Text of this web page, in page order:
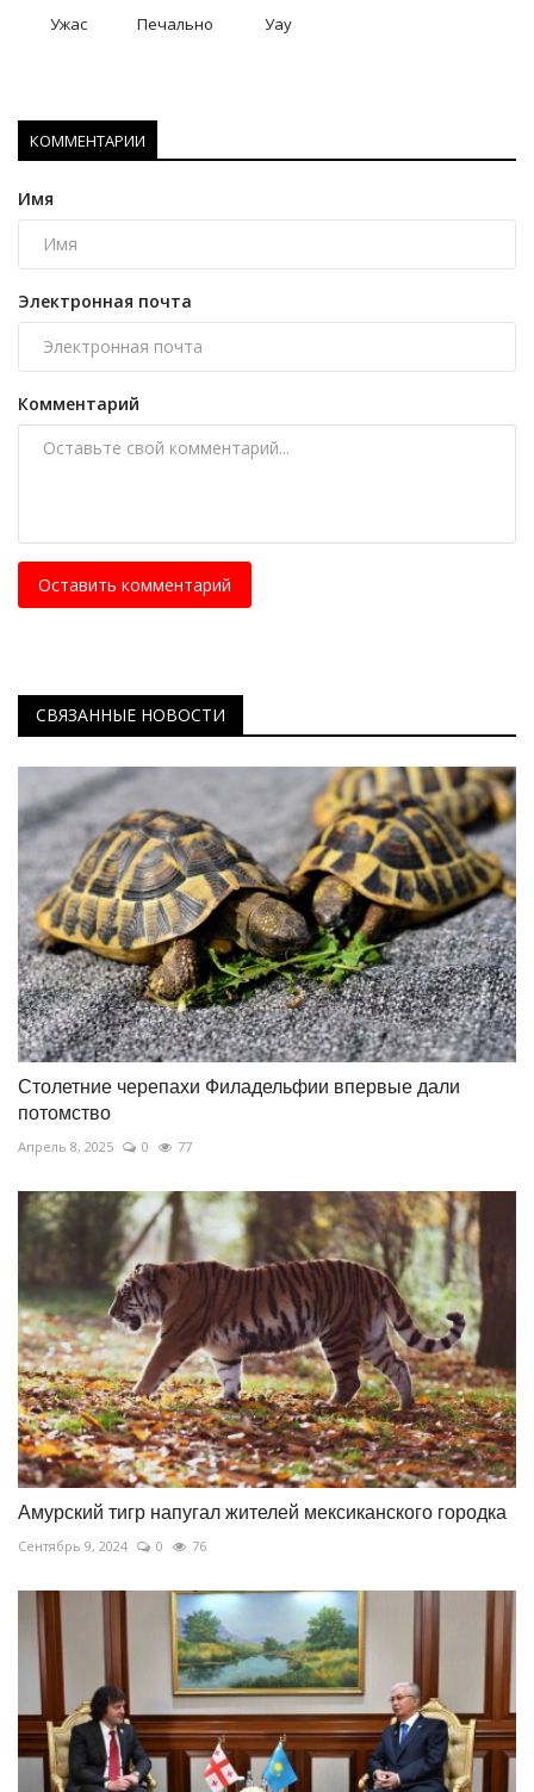
Ужас Печально Уау
КОММЕНТАРИИ
Имя
Электронная почта
Комментарий
Оставить комментарий
СВЯЗАННЫЕ НОВОСТИ
Столетние черепахи Филадельфии впервые дали
потомство
Апрель 8, 2025 0 77
Амурский тигр напугал жителей мексиканского городка
Сентябрь 9, 2024 0 76